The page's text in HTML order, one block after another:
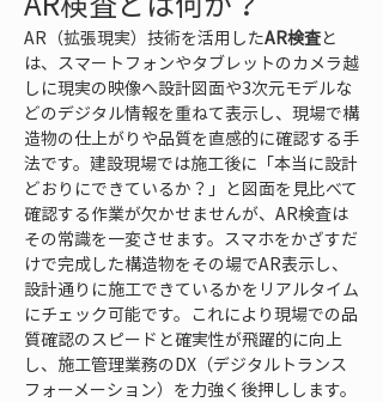
AR（拡張現実）技術を活用したAR検査と
は、スマートフォンやタブレットのカメラ越
しに現実の映像へ設計図面や3次元モデルな
どのデジタル情報を重ねて表示し、現場で構
造物の仕上がりや品質を直感的に確認する手
法です。建設現場では施工後に「本当に設計
どおりにできているか？」と図面を見比べて
確認する作業が欠かせませんが、AR検査は
その常識を一変させます。スマホをかざすだ
けで完成した構造物をその場でAR表示し、
設計通りに施工できているかをリアルタイム
にチェック可能です。これにより現場での品
質確認のスピードと確実性が飛躍的に向上
し、施工管理業務のDX（デジタルトランス
フォーメーション）を力強く後押しします。